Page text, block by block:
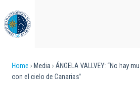
to
main
content
Breadcrumb
Home Media
ÁNGELA VALLVEY: “No hay
con el cielo de Canarias”